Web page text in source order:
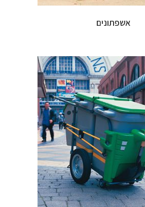
אשפתונים